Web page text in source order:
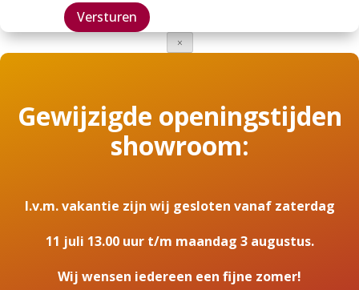
×
Gewijzigde openingstijden
showroom:
I.v.m. vakantie zijn wij gesloten vanaf zaterdag
11 juli 13.00 uur t/m maandag 3 augustus.
Wij wensen iedereen een fijne zomer!